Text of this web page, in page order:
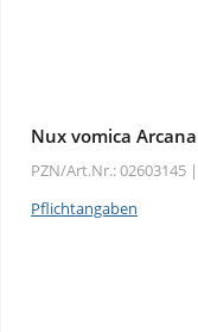
Nux vomica
PZN/Art.Nr.: 02603145 |
Pflichtangaben